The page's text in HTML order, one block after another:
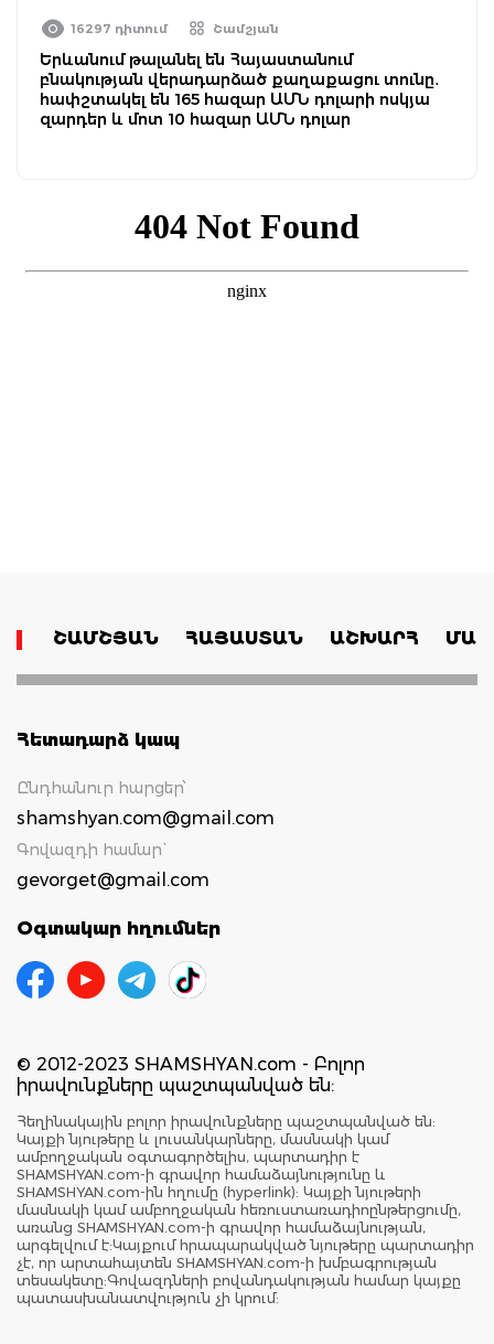
16297 դիտում Շամշյան
Երևանում թալանել են Հայաստանում
բնակության վերադարձած քաղաքացու տունը․
հափշտակել են 165 հազար ԱՄՆ դոլարի ոսկյա
զարդեր և մոտ 10 հազար ԱՄՆ դոլար
ՇԱՄՇՅԱՆ ՀԱՅԱՍՏԱՆ ԱՇԽԱՐՀ
Հետադարձ կապ
Ընդհանուր հարցեր՝
shamshyan.com@gmail.com
Գովազդի համար`
gevorget@gmail.com
Օգտակար հղումներ
© 2012-2023 SHAMSHYAN.com - Բոլոր
իրավունքները պաշտպանված են:
Հեղինակային բոլոր իրավունքները պաշտպանված են:
Կայքի նյութերը և լուսանկարները, մասնակի կամ
ամբողջական օգտագործելիս, պարտադիր է
SHAMSHYAN.com-ի գրավոր համաձայնությունը և
SHAMSHYAN.com-ին հղումը (hyperlink): Կայքի նյութերի
մասնակի կամ ամբողջական հեռուստառադիոընթերցումը,
առանց SHAMSHYAN.com-ի գրավոր համաձայնության,
արգելվում է:Կայքում հրապարակված նյութերը պարտադիր
չէ, որ արտահայտեն SHAMSHYAN.com-ի խմբագրության
տեսակետը:Գովազդների բովանդակության համար կայքը
պատասխանատվություն չի կրում: